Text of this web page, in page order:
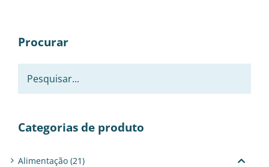
Procurar
Categorias de produto
Alimentação (21)